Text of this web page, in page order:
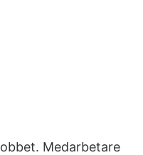
Medarbetare